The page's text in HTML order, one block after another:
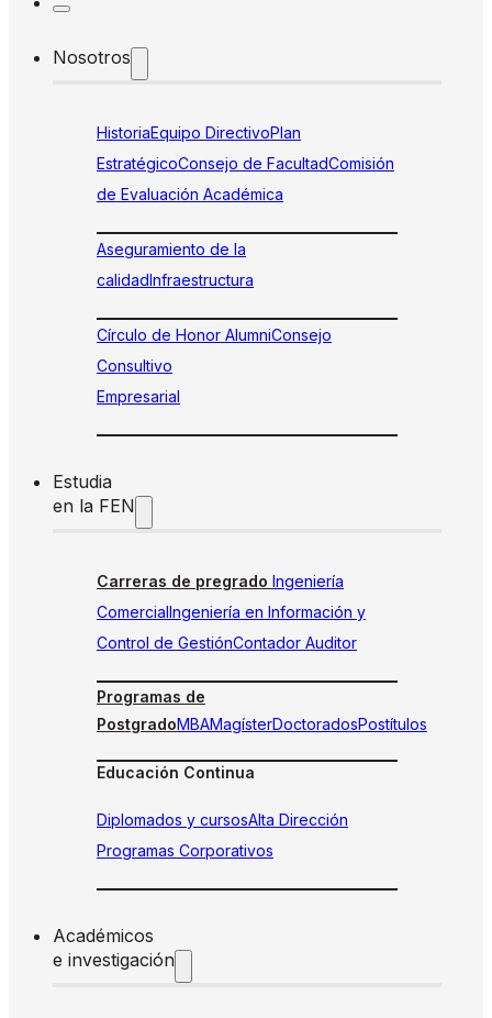
Nosotros
HistoriaEquipo DirectivoPlan
EstratégicoConsejo de FacultadComisión
de Evaluación Académica
Aseguramiento de la
calidadInfraestructura
Círculo de Honor AlumniConsejo
Consultivo
Empresarial
Estudia
en la FEN
Carreras de pregrado Ingeniería
ComercialIngeniería en Información y
Control de GestiónContador Auditor
Programas de
PostgradoMBAMagísterDoctoradosPostítulos
Educación Continua
Diplomados y cursosAlta Dirección
Programas Corporativos
Académicos
e investigación